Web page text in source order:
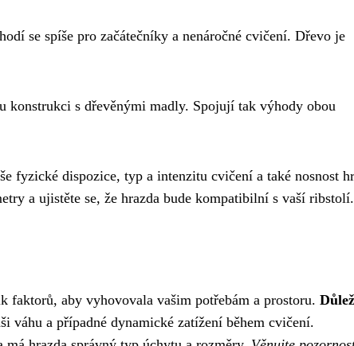
se spíše pro začátečníky a nenáročné cvičení. Dřevo je
s dřevěnými madly. Spojují tak výhody obou
fyzické dispozice, typ a intenzitu cvičení a také nosnost
a ujistěte se, že hrazda bude kompatibilní s vaší ribstolí.
faktorů, aby vyhovovala vašim potřebám a prostoru.
váhu a případné dynamické zatížení během cvičení.